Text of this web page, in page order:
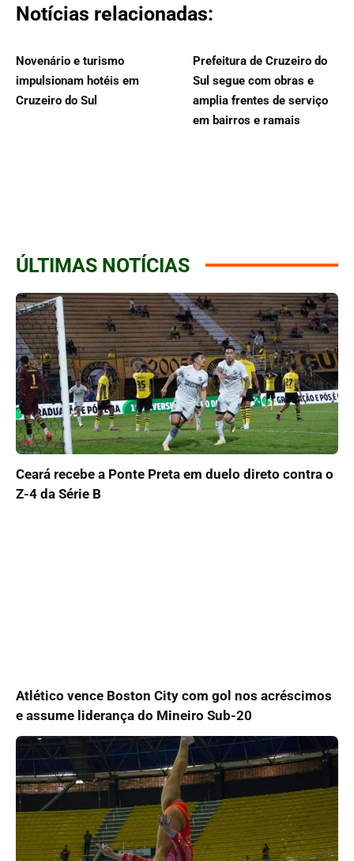
Notícias relacionadas:
Novenário e turismo
impulsionam hotéis em
Cruzeiro do Sul
Prefeitura de Cruzeiro do
Sul segue com obras e
amplia frentes de serviço
em bairros e ramais
ÚLTIMAS NOTÍCIAS
Ceará recebe a Ponte Preta em duelo direto contra o
Z-4 da Série B
Atlético vence Boston City com gol nos acréscimos
e assume liderança do Mineiro Sub-20